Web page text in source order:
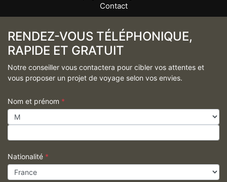
Contact
RENDEZ-VOUS TÉLÉPHONIQUE,
RAPIDE ET GRATUIT
Notre conseiller vous contactera pour cibler vos attentes et
vous proposer un projet de voyage selon vos envies.
Nom et prénom *
Nationalité *